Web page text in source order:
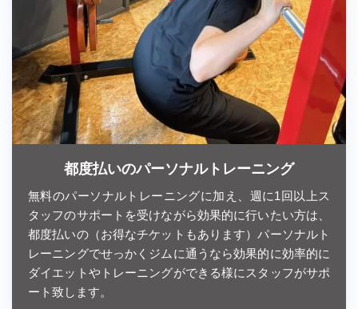
都度払いのパーソナルトレーニング
無料のパーソナルトレーニングに加え、週に1回以上ス
タッフのサポートを受けながら効果的に行いたい方は、
都度払いの（お得なチケットもあります）パーソナルト
レーニングでせっかくジムに通うなら効果的に効率的に
ダイエットやトレーニングができる様にスタッフがサポ
ート致します。